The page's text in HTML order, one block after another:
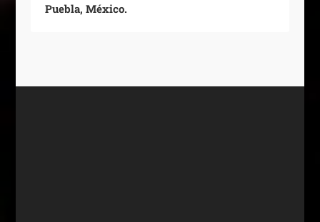
Puebla, México.